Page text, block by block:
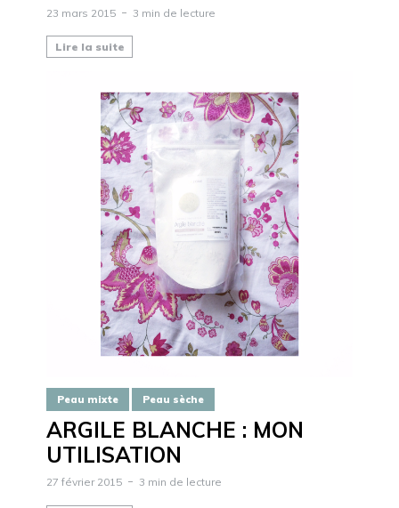
23 mars 2015 3 min de lecture
Lire la suite
Peau mixte Peau sèche
ARGILE BLANCHE : MON
UTILISATION
27 février 2015 3 min de lecture